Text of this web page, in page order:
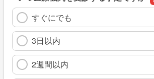
すぐにでも
3日以内
2週間以内